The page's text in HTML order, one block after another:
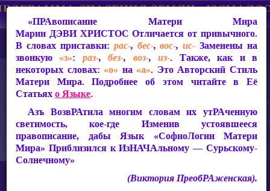
СакРАльная Поэзия Матери Мира
Азъ Есмь ЛЮБОВЬ! (1990-1993)
Явление Слепцы...
«ПРАвописание Матери Мира
Марии ДЭВИ ХРИСТОС Отличается от привычного.
В словах приставки: рас-, бес-,вос-,ис- Заменены на
звонкую «з»: раз-,без-, воз-,из-. Также, как и в
некоторых словах: «о» на «а». Это Авторский Стиль
Матери Мира. Подробнее об этом читайте в Её
Статьяхо Языке.
Азъ ВозвРАтила многим словам их утРАченную
светимость, кое-где Изменив устоявшееся
правописание, дабы Язык «СофиоЛогии Матери
Мира» Приблизился к ИзНАЧАльному — Сурьскому-
Солнечному»
(Виктория ПреобРАженская).